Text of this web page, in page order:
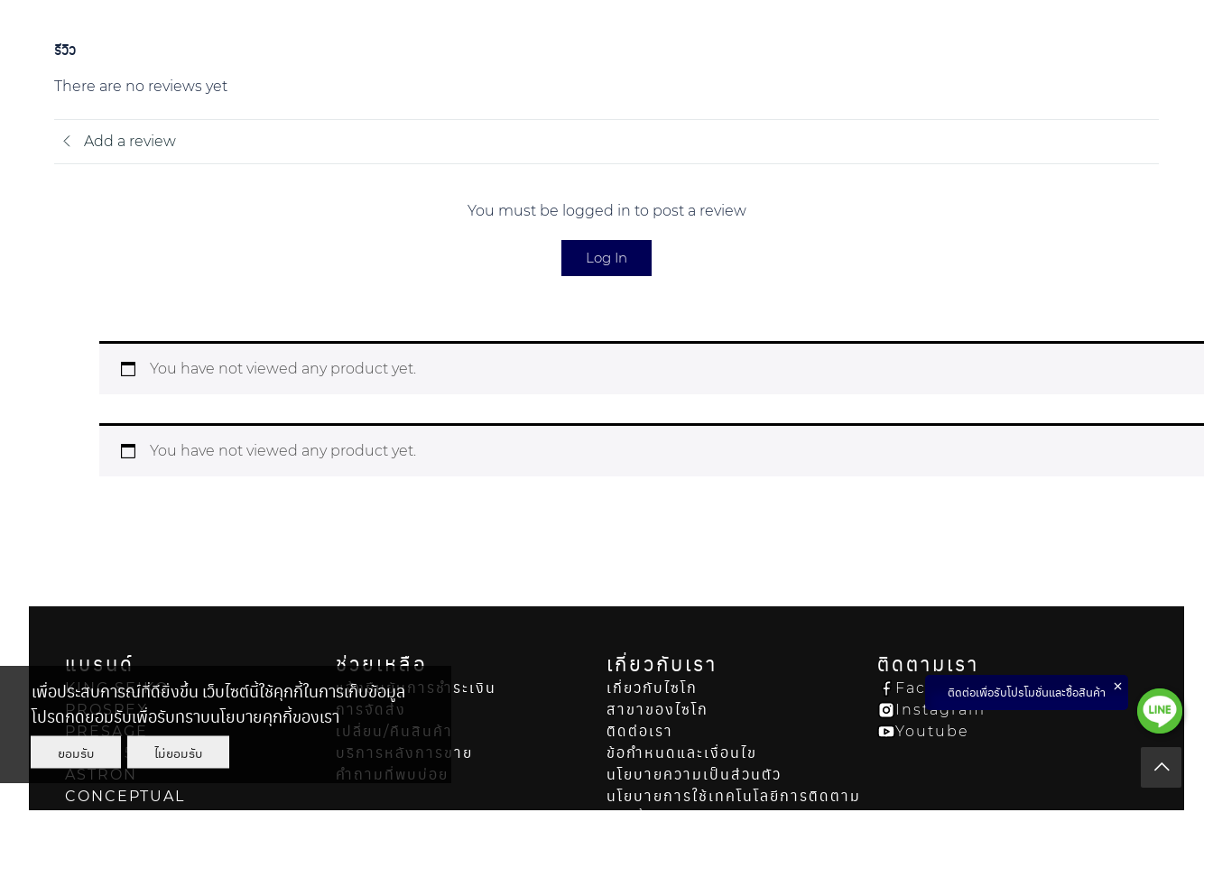
รีวิว
There are no reviews yet
Add a review
You must be logged in to post a review
Log In
You have not viewed any product yet.
You have not viewed any product yet.
แบรนด์
KING SEIKO
PROSPEX
PRESAGE
SEIKO 5 SPORTS
ASTRON
CONCEPTUAL
ช่วยเหลือ
แจ้งยืนยันการชำระเงิน
การจัดส่ง
เปลี่ยน/คืนสินค้า
บริการหลังการขาย
คำถามที่พบบ่อย
เกี่ยวกับเรา
เกี่ยวกับไซโก
สาขาของไซโก
ติดต่อเรา
ข้อกำหนดและเงื่อนไข
นโยบายความเป็นส่วนตัว
นโยบายการใช้เทคโนโลยีการติดตาม
ติดตามเรา
Facebook
Instagram
Youtube
เพื่อประสบการณ์ที่ดียิ่งขึ้น เว็บไซต์นี้ใช้คุกกี้ในการเก็บข้อมูล
โปรดกดยอมรับเพื่อรับทราบนโยบายคุกกี้ของเรา
ยอมรับ ไม่ยอมรับ
ติดต่อเพื่อรับโปรโมชั่นและซื้อสินค้า